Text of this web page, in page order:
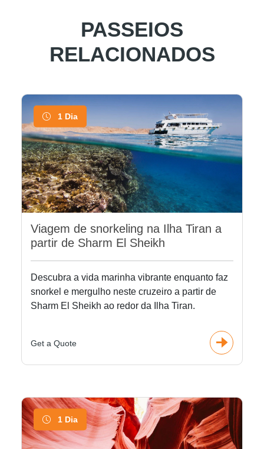
PASSEIOS
RELACIONADOS
1 Dia
Viagem de snorkeling na Ilha Tiran a
partir de Sharm El Sheikh
Descubra a vida marinha vibrante enquanto faz
snorkel e mergulho neste cruzeiro a partir de
Sharm El Sheikh ao redor da Ilha Tiran.
Get a Quote
1 Dia